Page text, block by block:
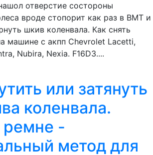
отверстие состороны
вроде стопорит как раз в ВМТ и
шкив коленвала. Как снять
машине с акпп Chevrolet Lacetti,
Nubira, Nexia. F16D3....
или затянуть
коленвала.
ремне -
метод для